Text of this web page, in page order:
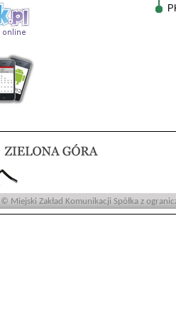
© Miejski Zakład Komunikacji Spółka z